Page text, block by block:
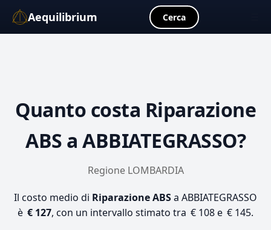
Aequilibrium Cerca
Quanto costa Riparazione
ABS a ABBIATEGRASSO?
Regione LOMBARDIA
Il costo medio di Riparazione ABSa ABBIATEGRASSO
è € 127, con un intervallo stimato tra € 108 e € 145.